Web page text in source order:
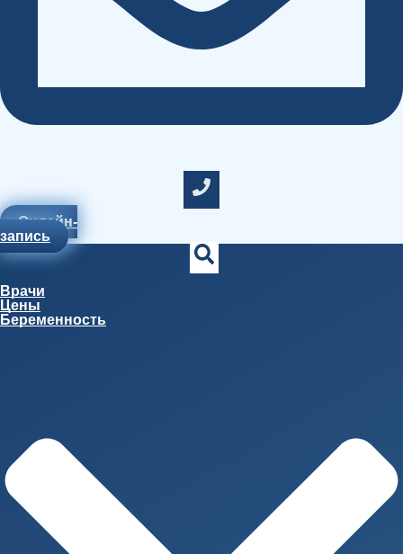
Онлайн-
запись
Врачи
Цены
Беременность